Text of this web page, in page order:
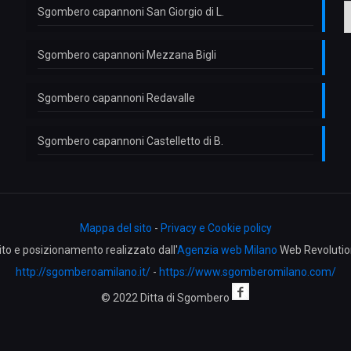
Sgombero capannoni San Giorgio di L.
Sgombero capannoni Mezzana Bigli
Sgombero capannoni Redavalle
Sgombero capannoni Castelletto di B.
g
Mappa del sito - Privacy e Cookie policy
e posizionamento realizzato dall'Agenzia web Milano Web
http://sgomberoamilano.it/- https://www.sgomberomilano.com/
© 2022 Ditta di Sgombero